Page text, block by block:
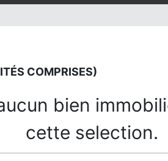
COMPRISES)
bien
cette selection.